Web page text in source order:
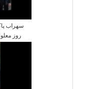
سهراب
روز
لحظات
مثبت با